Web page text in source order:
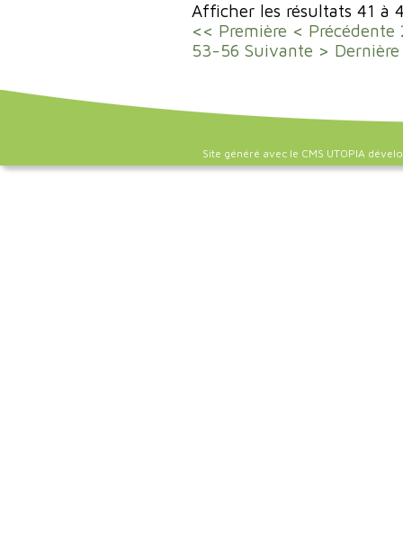
Afficher les résultats 41 à
<< Première < Précédente
53-56 Suivante >
Site généré avec le CMS UTOPIA